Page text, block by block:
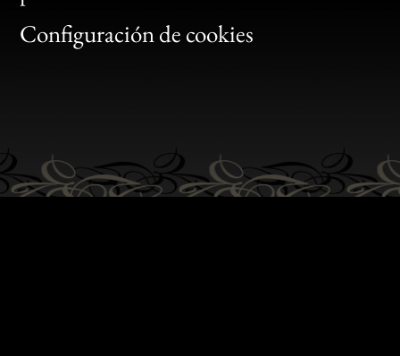
Configuración de cookies